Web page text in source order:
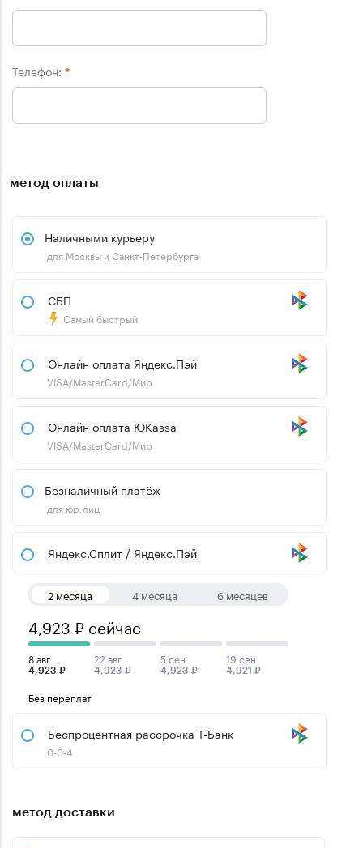
Телефон: *
метод оплаты
Наличными курьеру
для Москвы и Санкт-Петербурга
СБП
Самый быстрый
Онлайн оплата Яндекс.Пэй
VISA/MasterCard/Мир
Онлайн оплата ЮKassa
VISA/MasterCard/Мир
Безналичный платёж
для юр.лиц
Яндекс.Сплит / Яндекс.Пэй
2 месяца 4 месяца 6 месяцев
4,923 ₽ сейчас
8 авг
4,923 ₽
22 авг
4,923 ₽
5 сен
4,923 ₽
19 сен
4,921 ₽
Без переплат
Беспроцентная рассрочка Т-Банк
0-0-4
метод доставки